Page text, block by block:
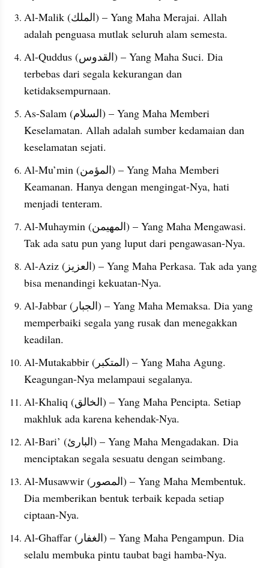
Al-Malik (الملك) – Yang Maha Merajai. Allah
adalah penguasa mutlak seluruh alam semesta.
Al-Quddus (القدوس) – Yang Maha Suci. Dia
terbebas dari segala kekurangan dan
ketidaksempurnaan.
As-Salam (السلام) – Yang Maha Memberi
Keselamatan. Allah adalah sumber kedamaian dan
keselamatan sejati.
Al-Mu’min (المؤمن) – Yang Maha Memberi
Keamanan. Hanya dengan mengingat-Nya, hati
menjadi tenteram.
Al-Muhaymin (المهيمن) – Yang Maha Mengawasi.
Tak ada satu pun yang luput dari pengawasan-Nya.
Al-Aziz (العزيز) – Yang Maha Perkasa. Tak ada yang
bisa menandingi kekuatan-Nya.
Al-Jabbar (الجبار) – Yang Maha Memaksa. Dia yang
memperbaiki segala yang rusak dan menegakkan
keadilan.
Al-Mutakabbir (المتكبر) – Yang Maha Agung.
Keagungan-Nya melampaui segalanya.
Al-Khaliq (الخالق) – Yang Maha Pencipta. Setiap
makhluk ada karena kehendak-Nya.
Al-Bari’ (البارئ) – Yang Maha Mengadakan. Dia
menciptakan segala sesuatu dengan seimbang.
Al-Musawwir (المصور) – Yang Maha Membentuk.
Dia memberikan bentuk terbaik kepada setiap
ciptaan-Nya.
Al-Ghaffar (الغفار) – Yang Maha Pengampun. Dia
selalu membuka pintu taubat bagi hamba-Nya.